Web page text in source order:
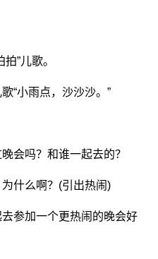
”儿歌。
小雨点，沙沙沙。”
吗？和谁一起去的？
什么啊？(引出热闹)
参加一个更热闹的晚会好